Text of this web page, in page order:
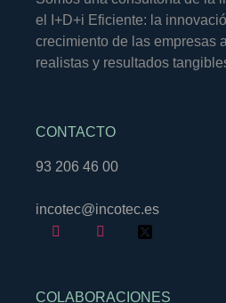
el I+D+i Eficiente: la
crecimiento de las empresas
realistas y resultados
CONTACTO
93 206 46 00
incotec@incotec.es
COLABORACIONES